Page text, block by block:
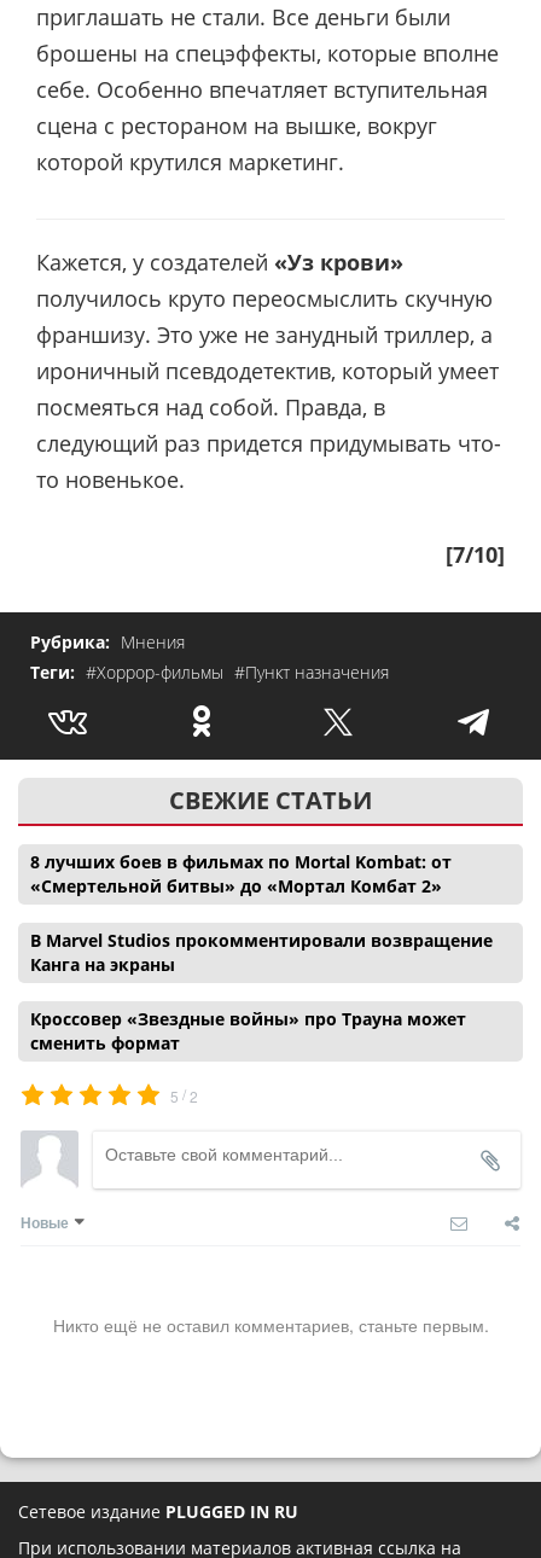
приглашать не стали. Все деньги были
брошены на спецэффекты, которые вполне
себе. Особенно впечатляет вступительная
сцена с рестораном на вышке, вокруг
которой крутился маркетинг.
Кажется, у создателей «Уз крови»
получилось круто переосмыслить скучную
франшизу. Это уже не занудный триллер, а
ироничный псевдодетектив, который умеет
посмеяться над собой. Правда, в
следующий раз придется придумывать что-
то новенькое.
[7/10]
Рубрика: Мнения
Теги: #Хоррор-фильмы #Пункт назначения
СВЕЖИЕ СТАТЬИ
8 лучших боев в фильмах по Mortal Kombat: от
«Смертельной битвы» до «Мортал Комбат 2»
В Marvel Studios прокомментировали возвращение
Канга на экраны
Кроссовер «Звездные войны» про Трауна может
сменить формат
5 /2
Новые
Никто ещё не оставил комментариев, станьте первым.
Сетевое издание PLUGGED IN RU
При использовании материалов активная ссылка на